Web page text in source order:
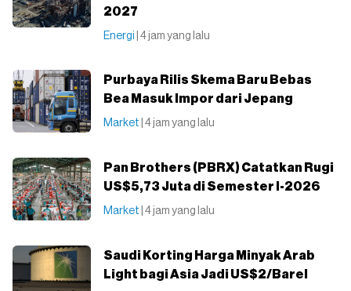
2027
Energi | 4 jam yang lalu
Purbaya Rilis Skema Baru Bebas
Bea Masuk Impor dari Jepang
Market | 4 jam yang lalu
Pan Brothers (PBRX) Catatkan Rugi
US$5,73 Juta di Semester I-2026
Market | 4 jam yang lalu
Saudi Korting Harga Minyak Arab
Light bagi Asia Jadi US$2/Barel